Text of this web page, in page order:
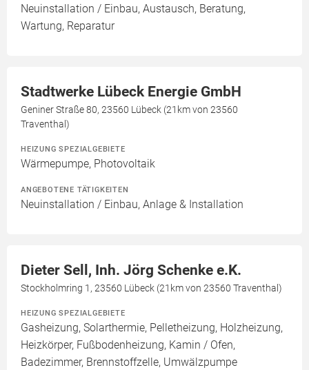
Neuinstallation / Einbau, Austausch, Beratung,
Wartung, Reparatur
Stadtwerke Lübeck Energie GmbH
Geniner Straße 80, 23560 Lübeck (21km von 23560
Traventhal)
HEIZUNG SPEZIALGEBIETE
Wärmepumpe, Photovoltaik
ANGEBOTENE TÄTIGKEITEN
Neuinstallation / Einbau, Anlage & Installation
Dieter Sell, Inh. Jörg Schenke e.K.
Stockholmring 1, 23560 Lübeck (21km von 23560 Traventhal)
HEIZUNG SPEZIALGEBIETE
Gasheizung, Solarthermie, Pelletheizung, Holzheizung,
Heizkörper, Fußbodenheizung, Kamin / Ofen,
Badezimmer, Brennstoffzelle, Umwälzpumpe